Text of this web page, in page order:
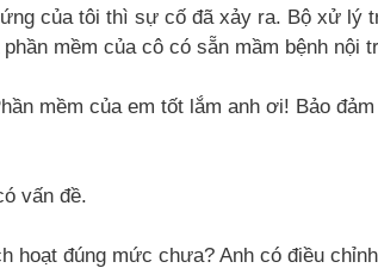
của tôi thì sự cố đã xảy ra. Bộ xử lý
mềm của cô có sẵn mầm bệnh nội
mềm của em tốt lắm anh ơi! Bảo
vấn đề.
hoạt đúng mức chưa? Anh có điều